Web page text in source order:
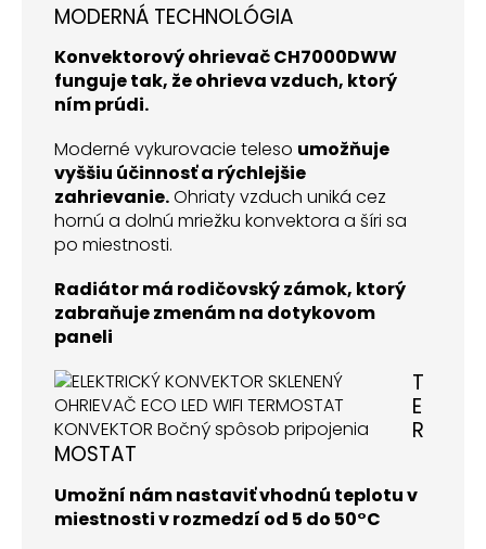
MODERNÁ TECHNOLÓGIA
Konvektorový ohrievač CH7000DWW
funguje tak, že ohrieva vzduch, ktorý
ním prúdi.
Moderné vykurovacie teleso umožňuje
vyššiu účinnosť a rýchlejšie
zahrievanie.Ohriaty vzduch uniká cez
hornú a dolnú mriežku konvektora a šíri sa
po miestnosti.
Radiátor má rodičovský zámok, ktorý
zabraňuje zmenám na dotykovom
paneli
T
E
R
MOSTAT
Umožní nám nastaviť vhodnú teplotu v
miestnosti v rozmedzí od 5 do 50°C